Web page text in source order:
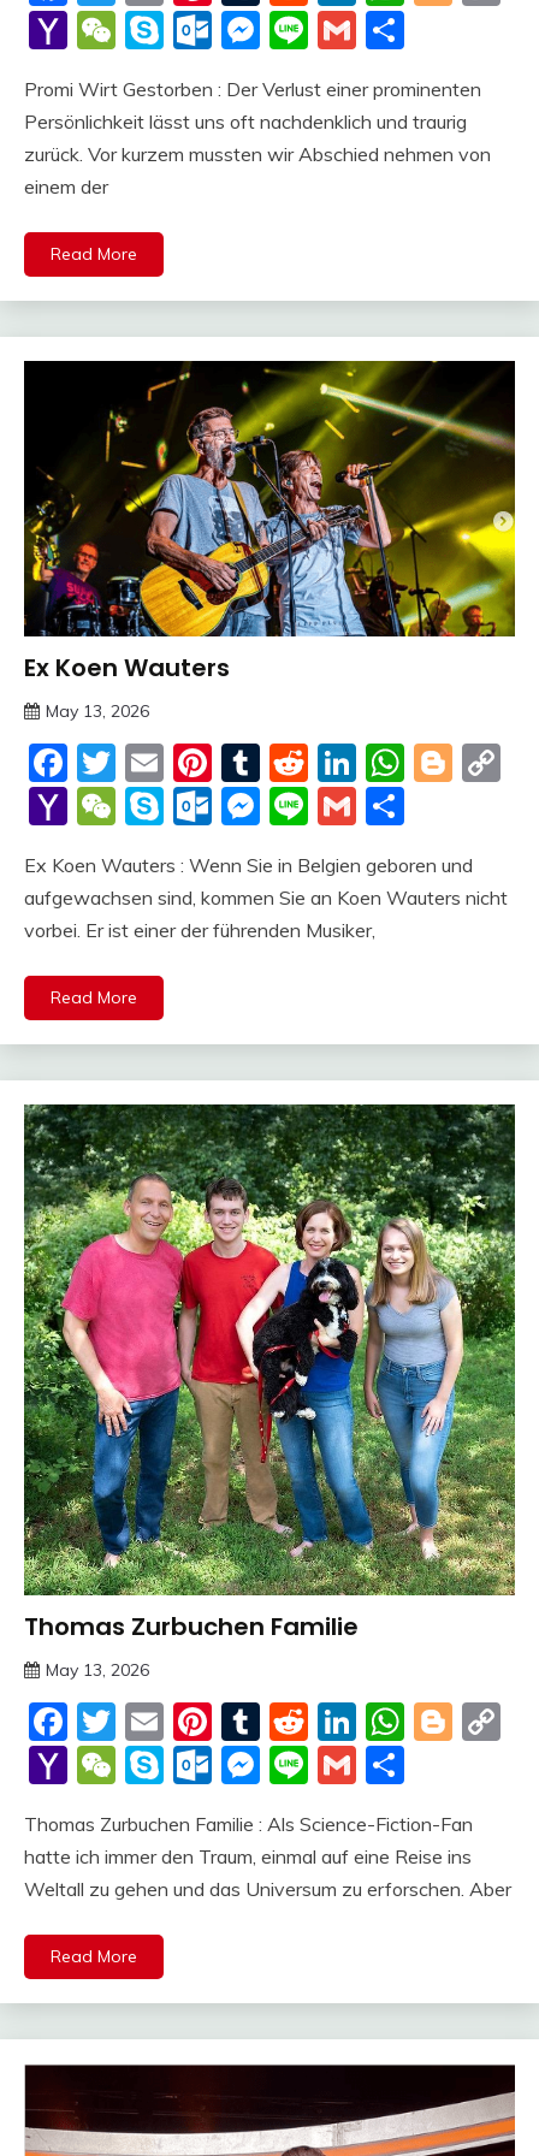
Yahoo
WeChat
SkypeOutlook.com
Messenger
LineGmail
Promi Wirt Gestorben : Der Verlust einer prominenten
Persönlichkeit lässt uns oft nachdenklich und traurig
zurück. Vor kurzem mussten wir Abschied nehmen von
einem der
Read More
Trends
Ex Koen Wauters
May 13, 2026
Facebook
Twitter
EmailPinterest
Tumblr
Reddit
LinkedIn
Yahoo
WeChat
SkypeOutlook.com
Messenger
LineGmail
Ex Koen Wauters : Wenn Sie in Belgien geboren und
aufgewachsen sind, kommen Sie an Koen Wauters nicht
vorbei. Er ist einer der führenden Musiker,
Read More
Trends
Thomas Zurbuchen Familie
May 13, 2026
Facebook
Twitter
EmailPinterest
Tumblr
Reddit
LinkedIn
Yahoo
WeChat
SkypeOutlook.com
Messenger
LineGmail
Thomas Zurbuchen Familie : Als Science-Fiction-Fan
hatte ich immer den Traum, einmal auf eine Reise ins
Weltall zu gehen und das Universum zu erforschen. Aber
Read More